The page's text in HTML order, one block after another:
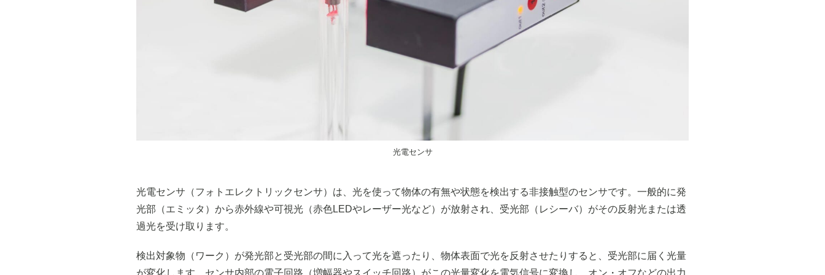
光電センサ
光電センサ（フォトエレクトリックセンサ）は、光を使って物体の有無や状態を検出する非接触型のセンサです。一般的に発
光部（エミッタ）から赤外線や可視光（赤色LEDやレーザー光など）が放射され、受光部（レシーバ）がその反射光または透
過光を受け取ります。
検出対象物（ワーク）が発光部と受光部の間に入って光を遮ったり、物体表面で光を反射させたりすると、受光部に届く光量
が変化します。センサ内部の電子回路（増幅器やスイッチ回路）がこの光量変化を電気信号に変換し、オン・オフなどの出力